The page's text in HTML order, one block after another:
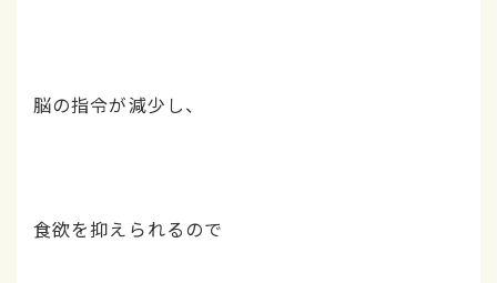
脳の指令が減少し、
食欲を抑えられるので